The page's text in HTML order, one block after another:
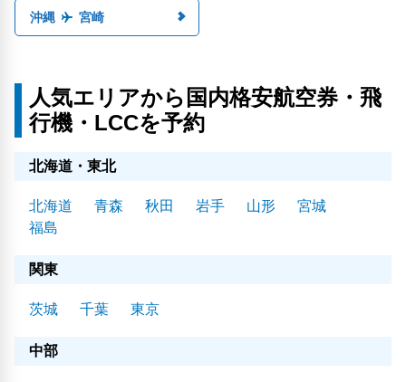
沖縄 宮崎
人気エリアから国内格安航空券・飛
行機・LCCを予約
北海道・東北
北海道 青森 秋田 岩手 山形
宮城
福島
関東
茨城 千葉 東京
中部